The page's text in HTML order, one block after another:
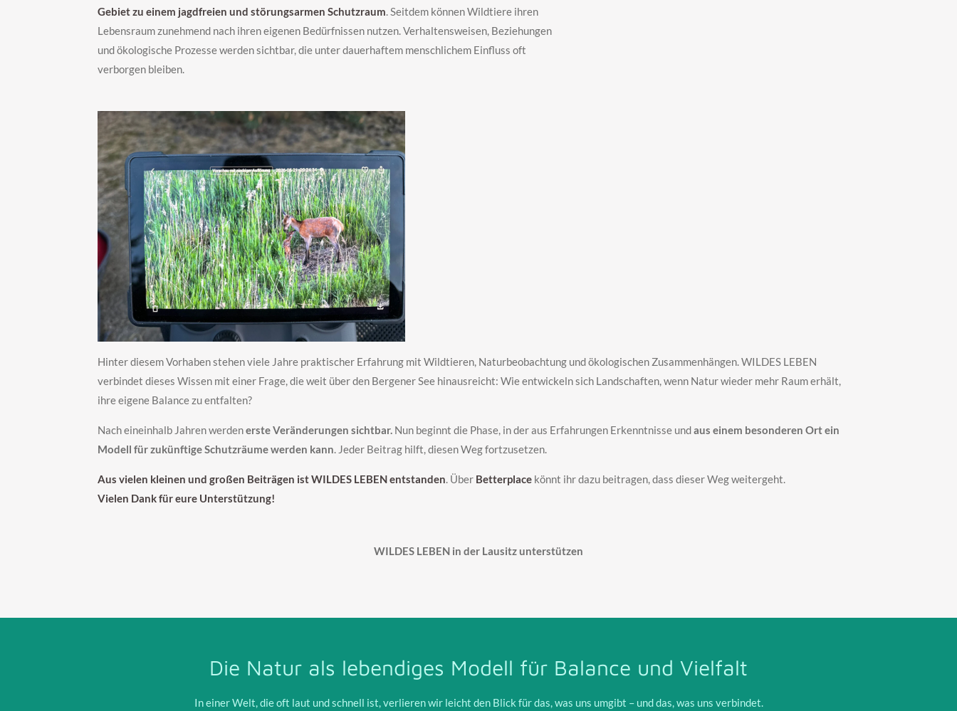
Gebiet zu einem jagdfreien und störungsarmen Schutzraum. Seitdem können Wildtiere ihren
Lebensraum zunehmend nach ihren eigenen Bedürfnissen nutzen. Verhaltensweisen, Beziehungen
und ökologische Prozesse werden sichtbar, die unter dauerhaftem menschlichem Einfluss oft
verborgen bleiben.
Hinter diesem Vorhaben stehen viele Jahre praktischer Erfahrung mit Wildtieren, Naturbeobachtung und ökologischen Zusammenhängen. WILDES LEBEN
verbindet dieses Wissen mit einer Frage, die weit über den Bergener See hinausreicht: Wie entwickeln sich Landschaften, wenn Natur wieder mehr Raum erhält,
ihre eigene Balance zu entfalten?
Nach eineinhalb Jahren werdenerste Veränderungen sichtbar. Nun beginnt die Phase, in der aus Erfahrungen Erkenntnisse undaus einem besonderen Ort ein
Modell für zukünftige Schutzräume werden kann. Jeder Beitrag hilft, diesen Weg fortzusetzen.
Aus vielen kleinen und großen Beiträgen ist WILDES LEBEN entstanden. Über Betterplace könnt ihr dazu beitragen, dass dieser Weg weitergeht.
Vielen Dank für eure Unterstützung!
WILDES LEBEN in der Lausitz unterstützen
Die Natur als lebendiges Modell für Balance und Vielfalt
In einer Welt, die oft laut und schnell ist, verlieren wir leicht den Blick für das, was uns umgibt – und das, was uns verbindet.